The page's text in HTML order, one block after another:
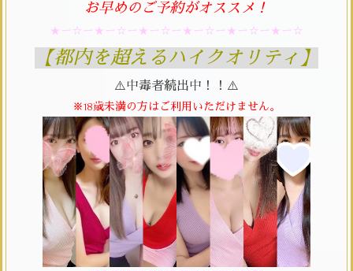
お早めのご予約がオススメ！
★ー☆ー★ー☆ー★ー☆ー★ー☆ー★ー☆ー★ー☆
【都内を超えるハイクオリティ】
⚠️中毒者続出中！！⚠️
※18歳未満の方はご利用いただけません。